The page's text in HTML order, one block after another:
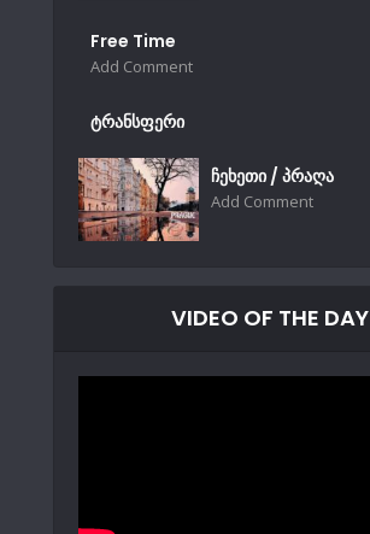
Free Time
Add Comment
ტრანსფერი
ჩეხეთი / პრაღა
Add Comment
VIDEO OF THE DAY